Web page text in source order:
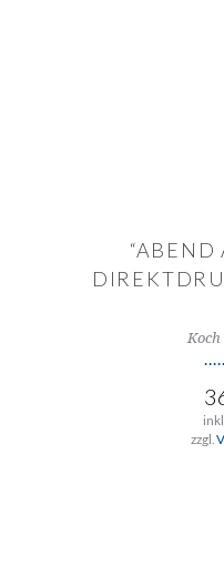
“ABEND
zzgl.